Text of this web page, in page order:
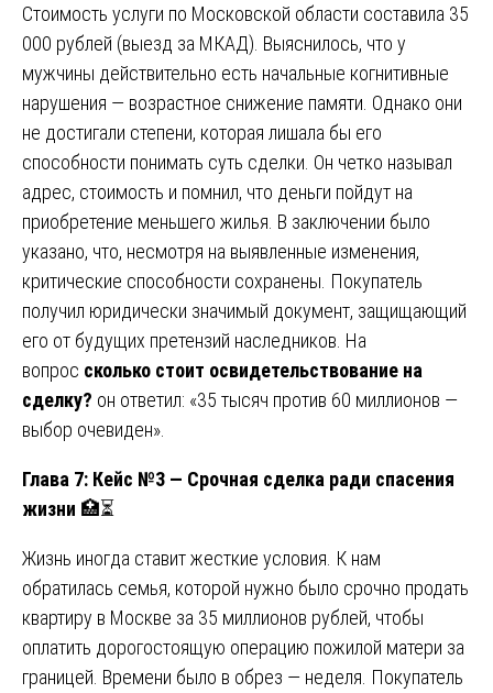
Стоимость услуги по Московской области составила 35
000 рублей (выезд за МКАД). Выяснилось, что у
мужчины действительно есть начальные когнитивные
нарушения — возрастное снижение памяти. Однако они
не достигали степени, которая лишала бы его
способности понимать суть сделки. Он четко называл
адрес, стоимость и помнил, что деньги пойдут на
приобретение меньшего жилья. В заключении было
указано, что, несмотря на выявленные изменения,
критические способности сохранены. Покупатель
получил юридически значимый документ, защищающий
его от будущих претензий наследников. На
вопрос сколько стоит освидетельствование на
сделку? он ответил: «35 тысяч против 60 миллионов —
выбор очевиден».
Глава 7: Кейс №3 — Срочная сделка ради спасения
жизни 🏥⏳
Жизнь иногда ставит жесткие условия. К нам
обратилась семья, которой нужно было срочно продать
квартиру в Москве за 35 миллионов рублей, чтобы
оплатить дорогостоящую операцию пожилой матери за
границей. Времени было в обрез — неделя. Покупатель